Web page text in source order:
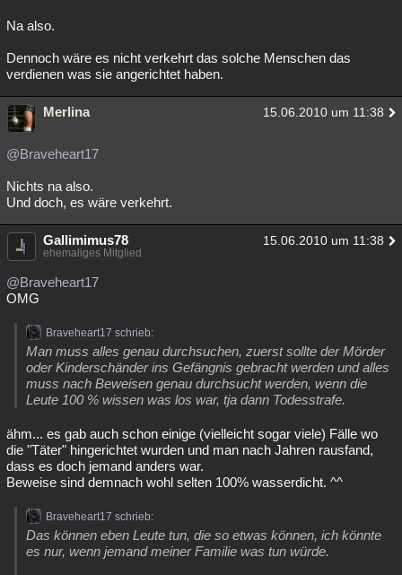
Na also.
Dennoch wäre es nicht verkehrt das solche Menschen das
verdienen was sie angerichtet haben.
Merlina 15.06.2010 um 11:38
@Braveheart17
Nichts na also.
Und doch, es wäre verkehrt.
Gallimimus78 15.06.2010 um 11:38
ehemaliges Mitglied
@Braveheart17
OMG
Braveheart17 schrieb:
Man muss alles genau durchsuchen, zuerst sollte der Mörder
oder Kinderschänder ins Gefängnis gebracht werden und alles
muss nach Beweisen genau durchsucht werden, wenn die
Leute 100 % wissen was los war, tja dann Todesstrafe.
ähm... es gab auch schon einige (vielleicht sogar viele) Fälle wo
die "Täter" hingerichtet wurden und man nach Jahren rausfand,
dass es doch jemand anders war.
Beweise sind demnach wohl selten 100% wasserdicht. ^^
Braveheart17 schrieb:
Das können eben Leute tun, die so etwas können, ich könnte
es nur, wenn jemand meiner Familie was tun würde.